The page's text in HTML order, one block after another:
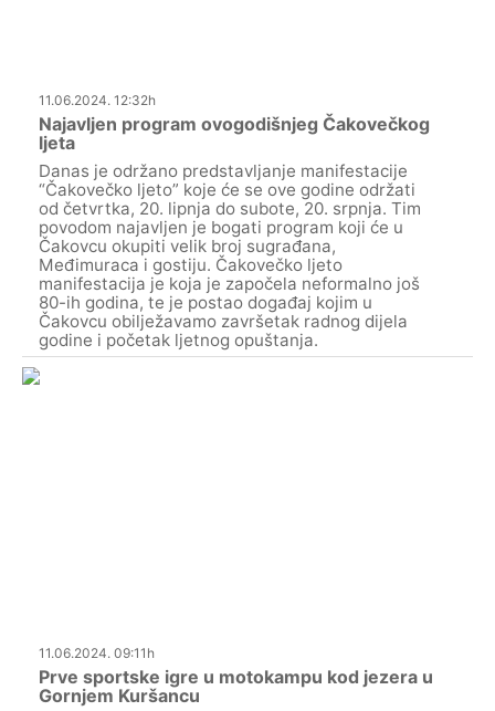
11.06.2024. 12:32h
Najavljen program ovogodišnjeg Čakovečkog
ljeta
Danas je održano predstavljanje manifestacije
“Čakovečko ljeto” koje će se ove godine održati
od četvrtka, 20. lipnja do subote, 20. srpnja. Tim
povodom najavljen je bogati program koji će u
Čakovcu okupiti velik broj sugrađana,
Međimuraca i gostiju. Čakovečko ljeto
manifestacija je koja je započela neformalno još
80-ih godina, te je postao događaj kojim u
Čakovcu obilježavamo završetak radnog dijela
godine i početak ljetnog opuštanja.
11.06.2024. 09:11h
Prve sportske igre u motokampu kod jezera u
Gornjem Kuršancu